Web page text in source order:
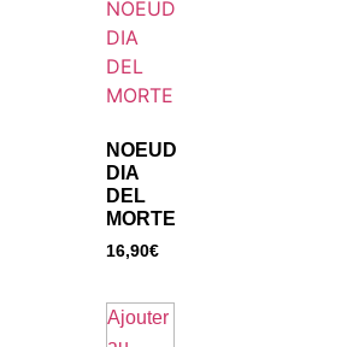
NOEUD
DIA
DEL
MORTE
16,90€
Ajouter